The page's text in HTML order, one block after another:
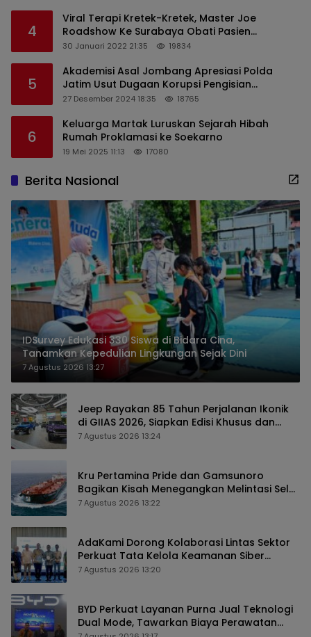
4
Viral Terapi Kretek-Kretek, Master Joe
Roadshow Ke Surabaya Obati Pasien
Sekaligus Edukasi Masyarakat
30 Januari 2022 21:35 19834
5
Akademisi Asal Jombang Apresiasi Polda
Jatim Usut Dugaan Korupsi Pengisian
Perangkat Desa di Kediri
27 Desember 2024 18:35 18765
6
Keluarga Martak Luruskan Sejarah Hibah
Rumah Proklamasi ke Soekarno
19 Mei 2025 11:13 17080
Berita Nasional
IDSurvey Edukasi 330 Siswa di Bidara Cina,
Tanamkan Kepedulian Lingkungan Sejak Dini
7 Agustus 2026 13:27
Jeep Rayakan 85 Tahun Perjalanan Ikonik
di GIIAS 2026, Siapkan Edisi Khusus dan
Perkuat Pengalaman Pelanggan
7 Agustus 2026 13:24
Kru Pertamina Pride dan Gamsunoro
Bagikan Kisah Menegangkan Melintasi Selat
Hormuz di Tengah Konflik
7 Agustus 2026 13:22
AdaKami Dorong Kolaborasi Lintas Sektor
Perkuat Tata Kelola Keamanan Siber
Berbasis AI
7 Agustus 2026 13:20
BYD Perkuat Layanan Purna Jual Teknologi
Dual Mode, Tawarkan Biaya Perawatan